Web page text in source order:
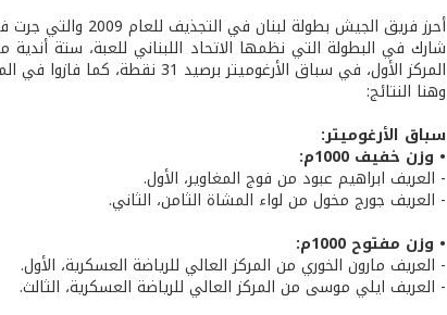
أحرز فريق الجيش بطولة لبنان في التجذيف للعام 2009 والتي جرت في حوض مرفأ بيروت، انطلاقاً من قاعدة بيروت البحرية (13، 14 و15/8/2009).
المركز الأول، في سباق الأرغوميتر برصيد 31 نقطة، كما فازوا في المركز الأول في سباقات الماء برصيد 73 نقطة.
وهنا النتائج:
سباق الأرغوميتر:
• وزن خفيف 1000م:
- العريف ابراهيم عبود من فوج المغاوير، الأول.
- العريف جورج مخول من لواء المشاة الثامن، الثاني.
• وزن مفتوح 1000م:
- العريف مارون الخوري من المركز العالي للرياضة العسكرية، الأول.
- العريف ايلي موسى من المركز العالي للرياضة العسكرية، الثالث.